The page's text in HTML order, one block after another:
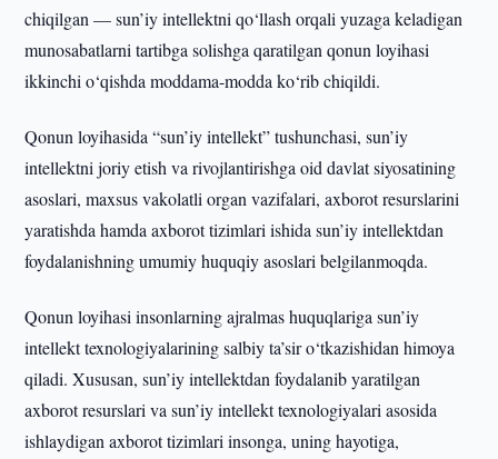
chiqilgan — sun’iy intellektni qo‘llash orqali yuzaga keladigan
munosabatlarni tartibga solishga qaratilgan qonun loyihasi
ikkinchi o‘qishda moddama-modda ko‘rib chiqildi.
Qonun loyihasida “sun’iy intellekt” tushunchasi, sun’iy
intellektni joriy etish va rivojlantirishga oid davlat siyosatining
asoslari, maxsus vakolatli organ vazifalari, axborot resurslarini
yaratishda hamda axborot tizimlari ishida sun’iy intellektdan
foydalanishning umumiy huquqiy asoslari belgilanmoqda.
Qonun loyihasi insonlarning ajralmas huquqlariga sun’iy
intellekt texnologiyalarining salbiy ta’sir o‘tkazishidan himoya
qiladi. Xususan, sun’iy intellektdan foydalanib yaratilgan
axborot resurslari va sun’iy intellekt texnologiyalari asosida
ishlaydigan axborot tizimlari insonga, uning hayotiga,